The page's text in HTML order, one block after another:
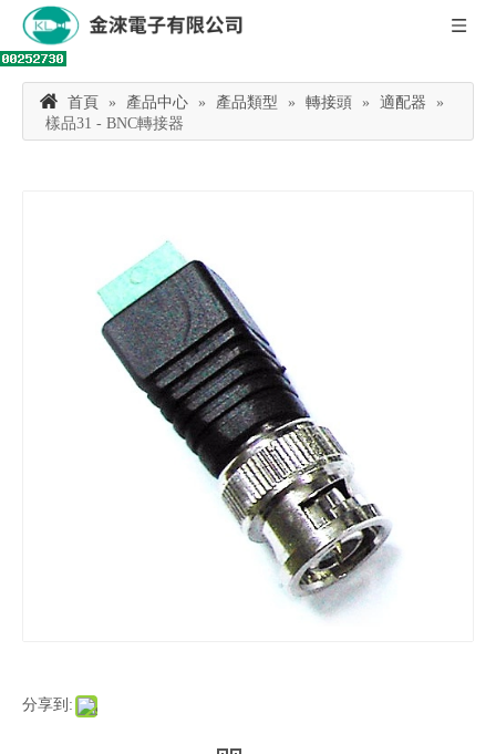
首頁 » 產品中心 » 產品類型 » 轉接頭 » 適配器
»
樣品31 - BNC轉接器
分享到: